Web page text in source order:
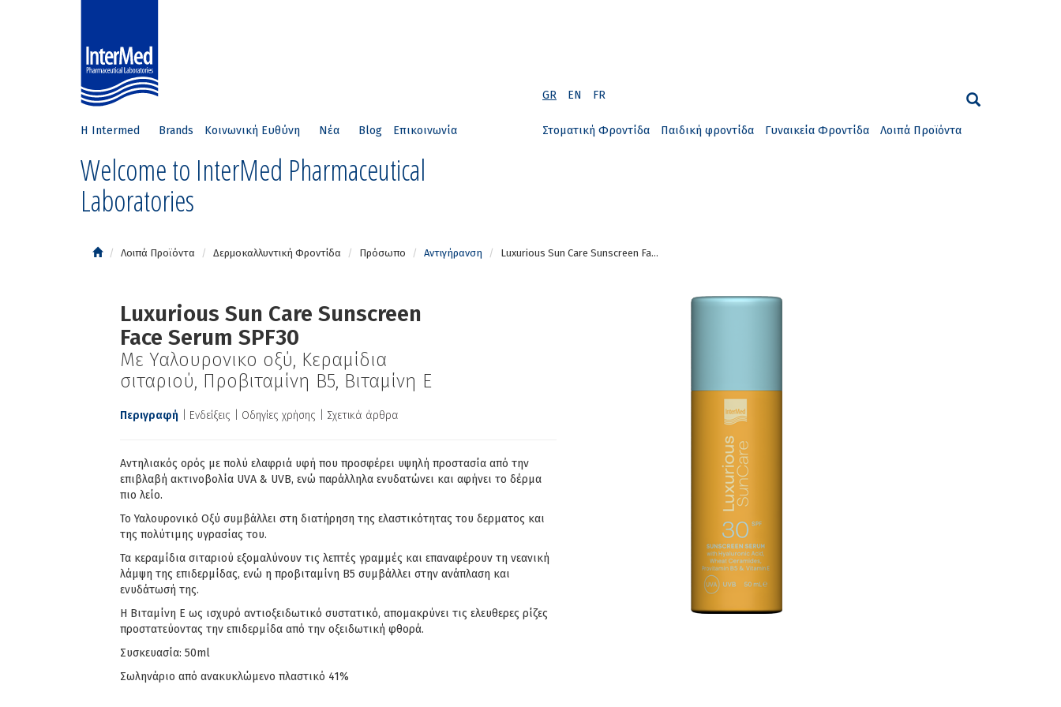
GR EN FR
Η Intermed Brands Κοινωνική Ευθύνη Νέα Blog Επικοινωνία
Welcome to InterMed Pharmaceutical
Laboratories
Στοματική Φροντίδα Παιδική φροντίδα Γυναικεία Φροντίδα Λοιπά Προϊόντα
Λοιπά Προϊόντα Δερμοκαλλυντική Φροντίδα Πρόσωπο Αντιγήρανση Luxurious Sun Care Sunscreen Fa...
Luxurious Sun Care Sunscreen
Face Serum SPF30
Με Υαλουρονικο οξύ, Κεραμίδια
σιταριού, Προβιταμίνη Β5, Βιταμίνη Ε
Περιγραφή Ενδείξεις Οδηγίες χρήσης Σχετικά άρθρα
Αντηλιακός ορός με πολύ ελαφριά υφή που προσφέρει υψηλή προστασία από την
επιβλαβή ακτινοβολία UVA & UVB, ενώ παράλληλα ενυδατώνει και αφήνει το δέρμα
πιο λείο.
Το Υαλουρονικό Οξύ συμβάλλει στη διατήρηση της ελαστικότητας του δερματος και
της πολύτιμης υγρασίας του.
Τα κεραμίδια σιταριού εξομαλύνουν τις λεπτές γραμμές και επαναφέρουν τη νεανική
λάμψη της επιδερμίδας, ενώ η προβιταμίνη Β5 συμβάλλει στην ανάπλαση και
ενυδάτωσή της.
Η Βιταμίνη Ε ως ισχυρό αντιοξειδωτικό συστατικό, απομακρύνει τις ελευθερες ρίζες
προστατεύοντας την επιδερμίδα από την οξειδωτική φθορά.
Συσκευασία: 50ml
Σωληνάριο από ανακυκλώμενο πλαστικό 41%